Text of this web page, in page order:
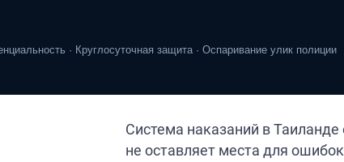
· Круглосуточная защита · Оспаривание улик полиции
Система наказаний в Таиланде
не оставляет места для